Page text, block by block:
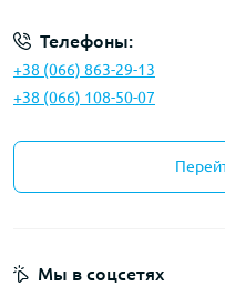
Телефоны:
+38 (066) 863-29-13
+38 (066) 108-50-07
Мы в соцсетях